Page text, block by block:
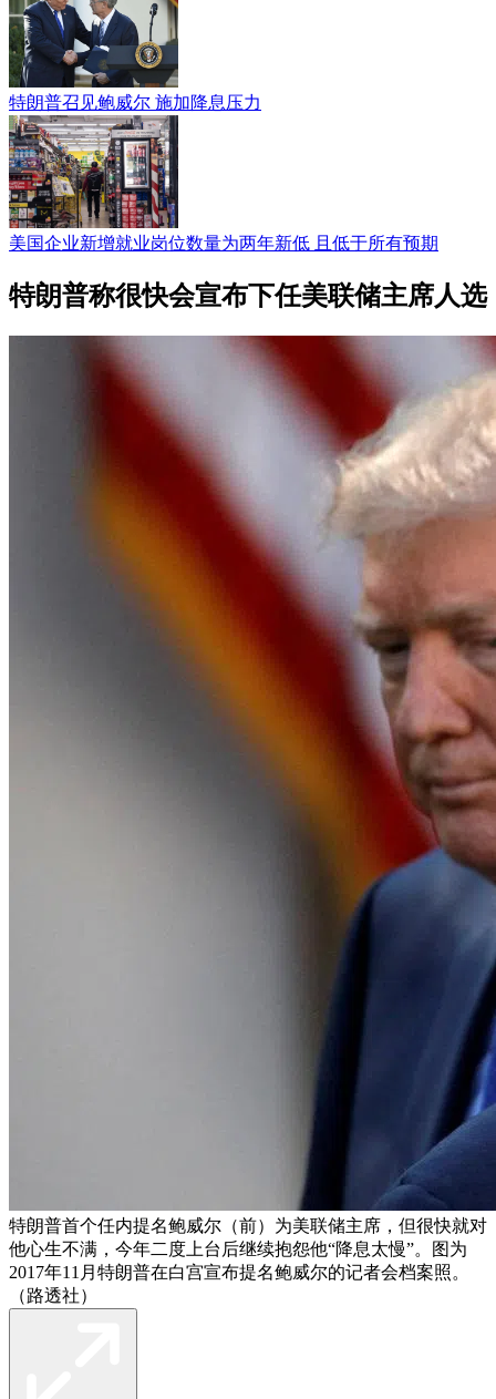
特朗普召见鲍威尔 施加降息压力
美国企业新增就业岗位数量为两年新低 且低于所有预期
特朗普称很快会宣布下任美联储主席人选
特朗普首个任内提名鲍威尔（前）为美联储主席，但很快就对
他心生不满，今年二度上台后继续抱怨他“降息太慢”。图为
2017年11月特朗普在白宫宣布提名鲍威尔的记者会档案照。
（路透社）